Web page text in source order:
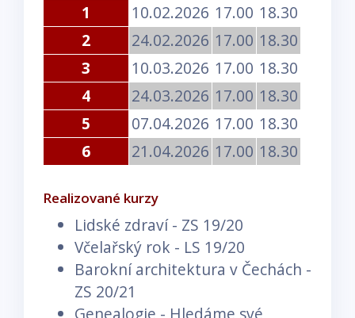
1
10.02.2026 17.00 18.30
2
24.02.2026 17.00 18.30
3
10.03.2026 17.00 18.30
4
24.03.2026 17.00 18.30
5
07.04.2026 17.00 18.30
6
21.04.2026 17.00 18.30
Realizované kurzy
Lidské zdraví - ZS 19/20
Včelařský rok - LS 19/20
Barokní architektura v Čechách -
ZS 20/21
Genealogie - Hledáme své